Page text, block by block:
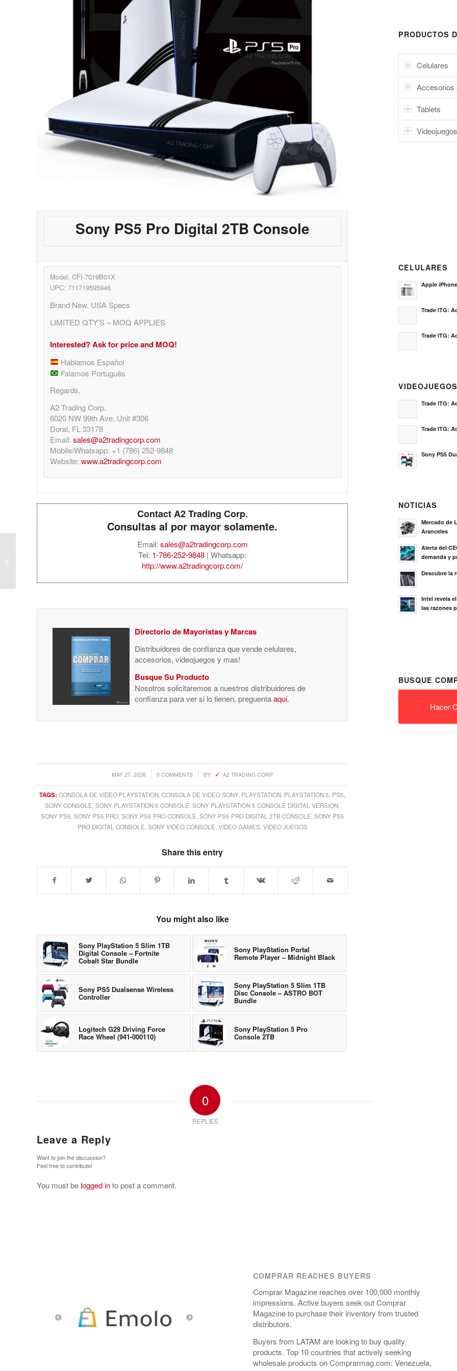
Sony PS5 Pro Digital 2TB Console
Model: CFI-7019B01X
UPC: 711719595946
Brand New, USA Specs
LIMITED QTY’S – MOQ APPLIES
Interested? Ask for price and MOQ!
Hablamos Español
Falamos Português
Regards,
A2 Trading Corp.
6020 NW 99th Ave, Unit #306
Doral, FL 33178
Email: sales@a2tradingcorp.com
Mobile/Whatsapp: +1 (786) 252-9848
Website: www.a2tradingcorp.com
Contact A2 Trading Corp.
Consultas al por mayor solamente.
Email: sales@a2tradingcorp.com
Tel: 1-786-252-9848 | Whatsapp:
http://www.a2tradingcorp.com/
Directorio de Mayoristas y Marcas
Distribuidores de confianza que vende celulares,
accesorios, videojuegos y mas!
Busque Su Producto
Nosotros solicitaremos a nuestros distribuidores de
confianza para ver si lo tienen, preguentaaqui.
MAY 27, 2026
/ 0 COMMENTS
/ BY A2 TRADING CORP
TAGS: CONSOLA DE VIDEO PLAYSTATION CONSOLA DE VIDEO SONY, PLAYSTATION PLAYSTATION 5 PS5
SONY CONSOLE SONY PLAYSTATION 5 CONSOLE SONY PLAYSTATION 5 CONSOLE DIGITAL VERSION
SONY PS5 SONY PS5 PRO, SONY PS5 PRO CONSOLE SONY PS5 PRO DIGITAL 2TB CONSOLE SONY PS5
PRO DIGITAL CONSOLE SONY VIDEO CONSOLE VIDEO GAMES VIDEO JUEGOS
Share this entry
You might also like
Sony PlayStation 5 Slim 1TB
Digital Console – Fortnite
Cobalt Star Bundle
Sony PlayStation Portal
Remote Player – Midnight Black
Sony PS5 Dualsense Wireless
Controller
Sony PlayStation 5 Slim 1TB
Disc Console – ASTRO BOT
Bundle
Logitech G29 Driving Force
Race Wheel (941-000110)
Sony PlayStation 5 Pro
Console 2TB
0
REPLIES
Leave a Reply
Want to join the discussion?
Feel free to contribute!
You must be logged into post a comment.
PRODUCTOS
Celulares
Accesorios
Tablets
Videojuegos
CELULARES
Apple
Trade ITG:
Trade ITG:
VIDEOJUEGOS
Trade ITG:
Trade ITG:
Sony PS5
NOTICIAS
Mercado de
Aranceles
Alerta del
demanda y
Descubre la
Intel revela
las razones
BUSQUE
Hacer
COMPRAR REACHES BUYERS
Comprar Magazine reaches over 100,000 monthly
impressions. Active buyers seek out Comprar
Magazine to purchase their inventory from trusted
distributors.
Buyers from LATAM are looking to buy quality
products. Top 10 countries that actively seeking
wholesale products on Comprarmag.com: Venezuela,
Acer Aspire 15.6″
Laptop, AMD Ryzen 7
7730U, 16GB RAM,
512GB SSD,